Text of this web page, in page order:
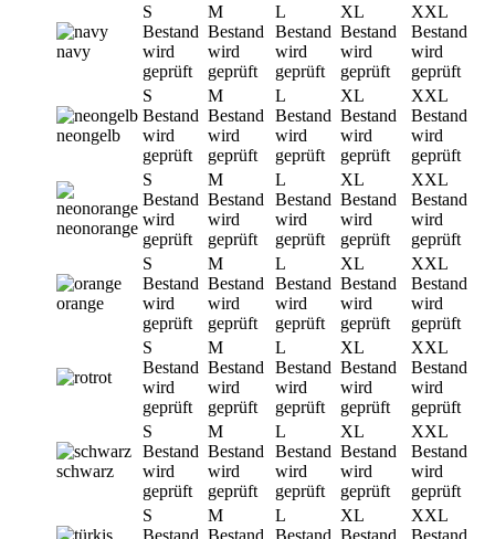
navy
S
Bestand
wird
geprüft
M
Bestand
wird
geprüft
L
Bestand
wird
geprüft
XL
Bestand
wird
geprüft
XXL
Bestand
wird
geprüft
neongelb
S
Bestand
wird
geprüft
M
Bestand
wird
geprüft
L
Bestand
wird
geprüft
XL
Bestand
wird
geprüft
XXL
Bestand
wird
geprüft
neonorange
S
Bestand
wird
geprüft
M
Bestand
wird
geprüft
L
Bestand
wird
geprüft
XL
Bestand
wird
geprüft
XXL
Bestand
wird
geprüft
orange
S
Bestand
wird
geprüft
M
Bestand
wird
geprüft
L
Bestand
wird
geprüft
XL
Bestand
wird
geprüft
XXL
Bestand
wird
geprüft
rot
S
Bestand
wird
geprüft
M
Bestand
wird
geprüft
L
Bestand
wird
geprüft
XL
Bestand
wird
geprüft
XXL
Bestand
wird
geprüft
schwarz
S
Bestand
wird
geprüft
M
Bestand
wird
geprüft
L
Bestand
wird
geprüft
XL
Bestand
wird
geprüft
XXL
Bestand
wird
geprüft
S
Bestand
M
Bestand
L
Bestand
XL
Bestand
XXL
Bestand